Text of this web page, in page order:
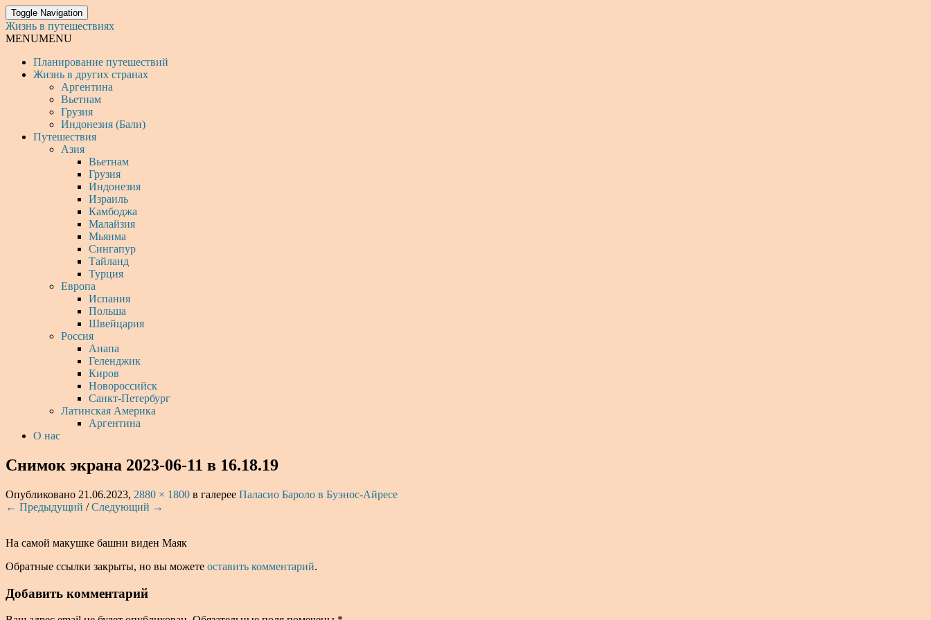
Toggle Navigation
Жизнь в путешествиях
MENUMENU
Планирование путешествий
Жизнь в других странах
Аргентина
Вьетнам
Грузия
Индонезия (Бали)
Путешествия
Азия
Вьетнам
Грузия
Индонезия
Израиль
Камбоджа
Малайзия
Мьянма
Сингапур
Тайланд
Турция
Европа
Испания
Польша
Швейцария
Россия
Анапа
Геленджик
Киров
Новороссийск
Санкт-Петербург
Латинская Америка
Аргентина
О нас
Снимок экрана 2023-06-11 в 16.18.19
Опубликовано 21.06.2023, 2880 × 1800 в галерее Паласио Бароло в Буэнос-Айресе
← Предыдущий /Следующий →
На самой макушке башни виден Маяк
Обратные ссылки закрыты, но вы можете оставить комментарий.
Добавить комментарий